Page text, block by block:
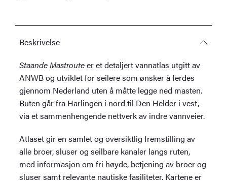
Beskrivelse
Staande Mastrouteer et detaljert vannatlas utgitt av
ANWB og utviklet for seilere som ønsker å ferdes
gjennom Nederland uten å måtte legge ned masten.
Ruten går fra Harlingen i nord til Den Helder i vest,
via et sammenhengende nettverk av indre vannveier.
Atlaset gir en samlet og oversiktlig fremstilling av
alle broer, sluser og seilbare kanaler langs ruten,
med informasjon om fri høyde, betjening av broer og
sluser samt relevante nautiske fasiliteter. Kartene er